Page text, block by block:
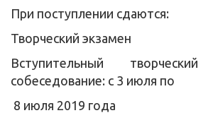
При поступлении сдаются:
Творческий экзамен
Вступительный
собеседование: с 3 июля по
8 июля 2019 года